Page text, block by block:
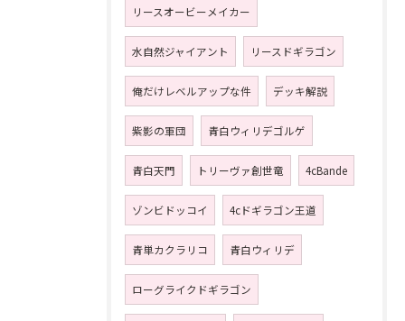
リースオービーメイカー
水自然ジャイアント リースドギラゴン
俺だけレベルアップな件 デッキ解説
紫影の軍団 青白ウィリデゴルゲ
青白天門 トリーヴァ創世竜 4cBande
ゾンビドッコイ 4cドギラゴン王道
青単カクラリコ 青白ウィリデ
ローグライクドギラゴン